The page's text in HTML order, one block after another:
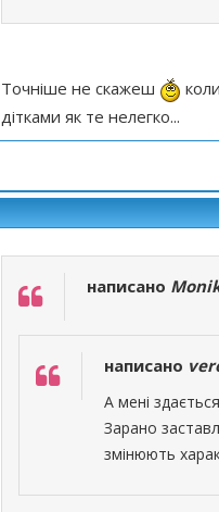
Точніше не скажеш
дітками як те нелегко...
написано
написано
А мені
Зарано
змінюють